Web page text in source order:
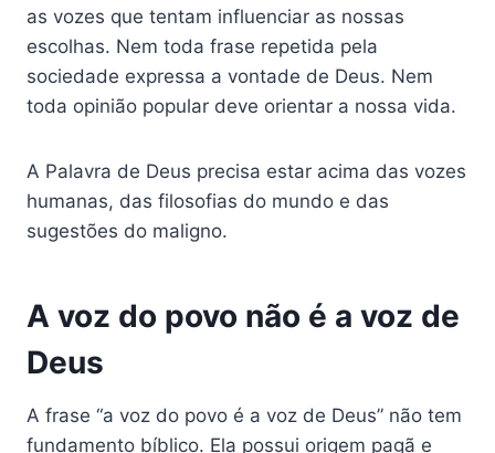
as vozes que tentam influenciar as nossas
escolhas. Nem toda frase repetida pela
sociedade expressa a vontade de Deus. Nem
toda opinião popular deve orientar a nossa vida.
A Palavra de Deus precisa estar acima das vozes
humanas, das filosofias do mundo e das
sugestões do maligno.
A voz do povo não é a voz de
Deus
A frase “a voz do povo é a voz de Deus” não tem
fundamento bíblico. Ela possui origem pagã e